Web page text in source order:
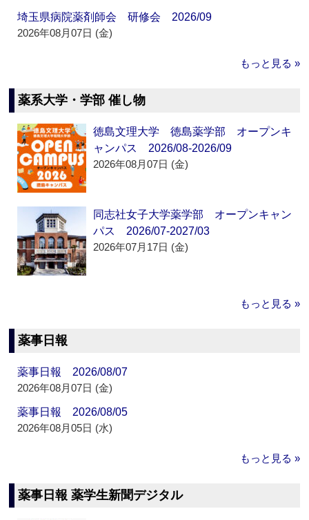
埼玉県病院薬剤師会 研修会 2026/09
2026年08月07日 (金)
もっと見る »
薬系大学・学部 催し物
徳島文理大学 徳島薬学部 オープンキ
ャンパス 2026/08-2026/09
2026年08月07日 (金)
同志社女子大学薬学部 オープンキャン
パス 2026/07-2027/03
2026年07月17日 (金)
もっと見る »
薬事日報
薬事日報 2026/08/07
2026年08月07日 (金)
薬事日報 2026/08/05
2026年08月05日 (水)
もっと見る »
薬事日報 薬学生新聞デジタル